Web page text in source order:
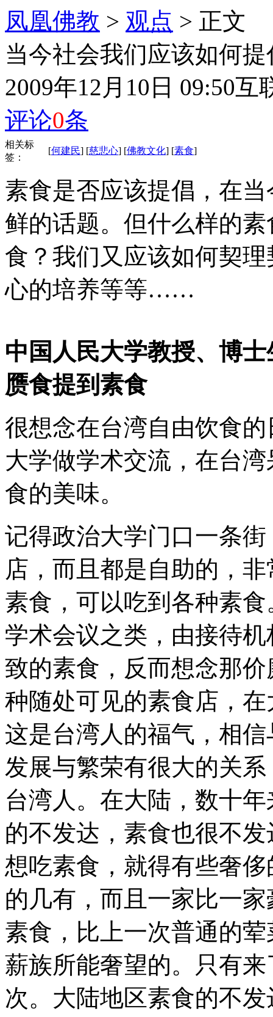
凤凰佛教 > 观点 > 正文
当今社会我们应该如何
2009年12月10日 09:50互
评论0条
相关标
签：
[何建民] [慈悲心] [佛教文化] [素食]
素食是否应该提倡，在
鲜的话题。但什么样的
食？我们又应该如何契
心的培养等等……
中国人民大学教授、博
赝食提到素食
很想念在台湾自由饮食
大学做学术交流，在台
食的美味。
记得政治大学门口一条
店，而且都是自助的，
素食，可以吃到各种素
学术会议之类，由接待
致的素食，反而想念那
种随处可见的素食店，
这是台湾人的福气，相
发展与繁荣有很大的关
台湾人。在大陆，数十
的不发达，素食也很不
想吃素食，就得有些奢
的几有，而且一家比一
素食，比上一次普通的
薪族所能奢望的。只有
次。大陆地区素食的不